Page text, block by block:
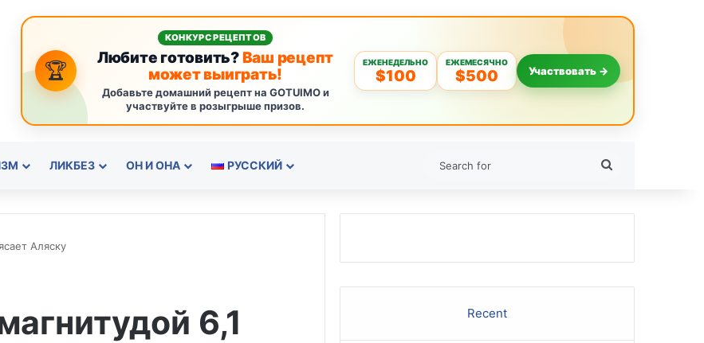
🏆
КОНКУРС РЕЦЕПТОВ
Любите готовить?Ваш рецепт
может выиграть!
Добавьте домашний рецепт на GOTUIMO и
участвуйте в розыгрыше призов.
ЕЖЕНЕДЕЛЬНО
$100
ЕЖЕМЕСЯЧНО
$500 Участвовать →
ЛИКБЕЗ ОН И ОНА РУССКИЙ
Аляску
6,1
Recent